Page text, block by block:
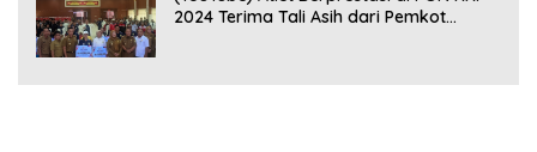
2024 Terima Tali Asih dari Pemkot